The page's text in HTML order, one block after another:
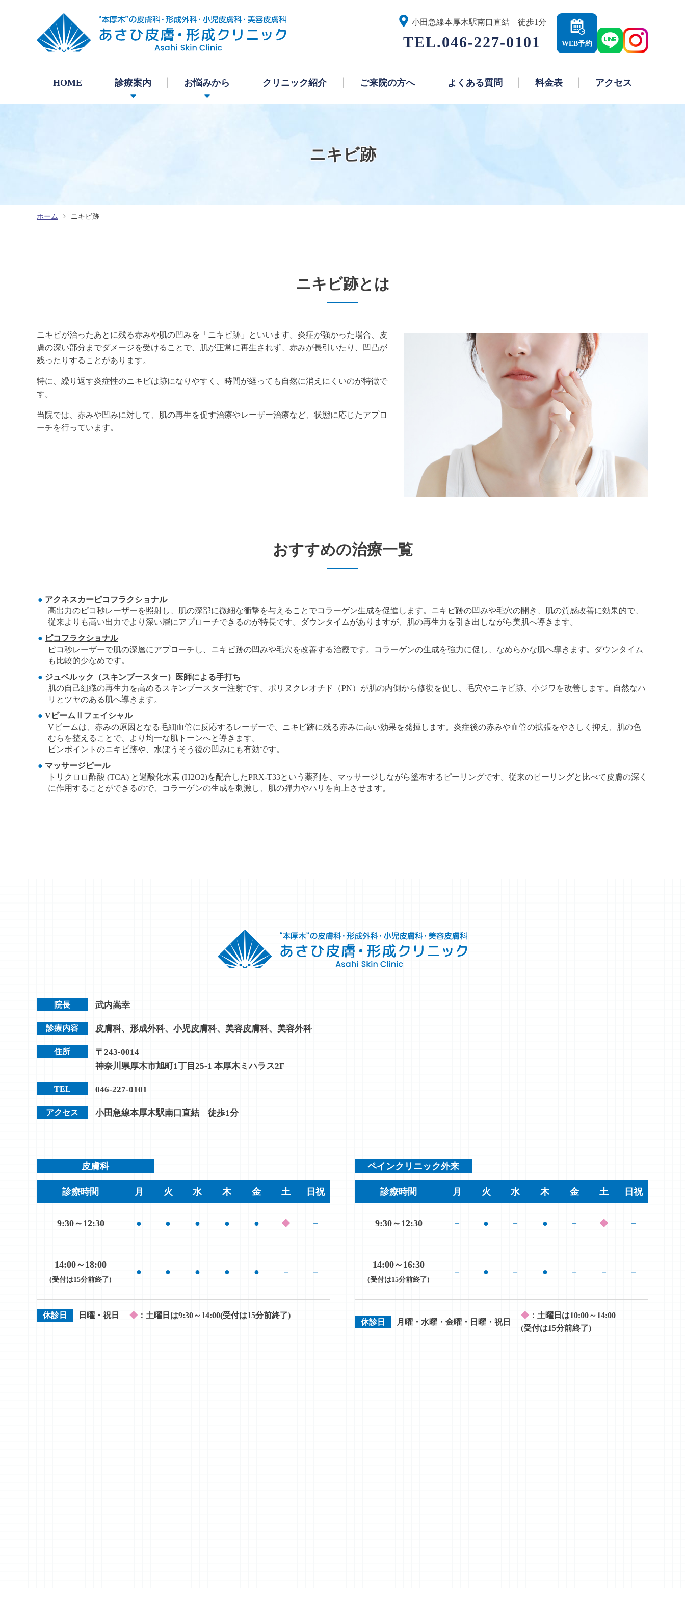
小田急線本厚木駅南口直結 徒歩1分
046-227-0101 WEB予約
HOME 診療案内 お悩みから クリニック紹介 ご来院の方へ よくある質問 料金表 アクセス
ニキビ跡
ホーム ニキビ跡
ニキビ跡とは
ニキビが治ったあとに残る赤みや肌の凹みを「ニキビ跡」といいます。炎症が強かった場合、皮
膚の深い部分までダメージを受けることで、肌が正常に再生されず、赤みが長引いたり、凹凸が
残ったりすることがあります。
特に、繰り返す炎症性のニキビは跡になりやすく、時間が経っても自然に消えにくいのが特徴で
す。
当院では、赤みや凹みに対して、肌の再生を促す治療やレーザー治療など、状態に応じたアプロ
ーチを行っています。
おすすめの治療一覧
アクネスカーピコフラクショナル
高出力のピコ秒レーザーを照射し、肌の深部に微細な衝撃を与えることでコラーゲン生成を促進します。ニキビ跡の凹みや毛穴の開き、肌の質感改善に効果的で、
従来よりも高い出力でより深い層にアプローチできるのが特長です。ダウンタイムがありますが、肌の再生力を引き出しながら美肌へ導きます。
ピコフラクショナル
ピコ秒レーザーで肌の深層にアプローチし、ニキビ跡の凹みや毛穴を改善する治療です。コラーゲンの生成を強力に促し、なめらかな肌へ導きます。ダウンタイム
も比較的少なめです。
ジュベルック（スキンブースター）医師による手打ち
肌の自己組織の再生力を高めるスキンブースター注射です。ポリヌクレオチド（PN）が肌の内側から修復を促し、毛穴やニキビ跡、小ジワを改善します。自然なハ
リとツヤのある肌へ導きます。
VビームⅡフェイシャル
Vビームは、赤みの原因となる毛細血管に反応するレーザーで、ニキビ跡に残る赤みに高い効果を発揮します。炎症後の赤みや血管の拡張をやさしく抑え、肌の色
むらを整えることで、より均一な肌トーンへと導きます。
ピンポイントのニキビ跡や、水ぼうそう後の凹みにも有効です。
マッサージピール
トリクロロ酢酸 (TCA) と過酸化水素 (H2O2)を配合したPRX-T33という薬剤を、マッサージしながら塗布するピーリングです。従来のピーリングと比べて皮膚の深く
に作用することができるので、コラーゲンの生成を刺激し、肌の弾力やハリを向上させます。
院長 武内嵩幸
診療内容 皮膚科、形成外科、小児皮膚科、美容皮膚科、美容外科
住所
〒243-0014
神奈川県厚木市旭町1丁目25-1 本厚木ミハラス2F
TEL 046-227-0101
アクセス 小田急線本厚木駅南口直結 徒歩1分
皮膚科
休診日 日曜・祝日 ◆ ：土曜日は9:30～14:00(受付は15分前終了)
診療時間 月 火 水 木 金 土 日祝
9:30～12:30 ● ● ● ● ● ◆ －
14:00～18:00
(受付は15分前終了)
● ● ● ● ● － －
ペインクリニック外来
休診日 月曜・水曜・金曜・日曜・祝日
◆ ：土曜日は10:00～14:00
(受付は15分前終了)
診療時間 月 火 水 木 金 土 日祝
9:30～12:30 － ● － ● － ◆ －
14:00～16:30
(受付は15分前終了)
－ ● － ● － － －